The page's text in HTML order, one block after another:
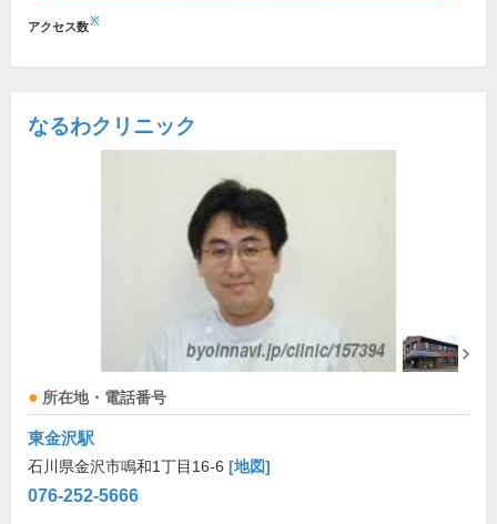
アクセス数※
なるわクリニック
所在地・電話番号
東金沢駅
石川県金沢市鳴和1丁目16-6 [地図]
076-252-5666